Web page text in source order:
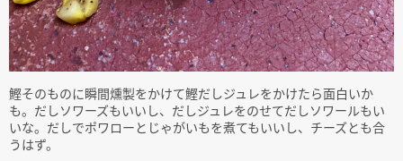
鰹そのものに瞬間燻製をかけて鰹だしジュレをかけたら面白いか
も。だしソワーズもいいし、だしジュレをのせてだしソワールもい
いな。だしでポワローとじゃがいもを煮てもいいし、チーズとも合
うはず。